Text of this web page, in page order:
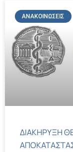
ΑΝΑΚΟΙΝΏΣΕΙΣ
ΔΙΑΚΗΡΥΞΗ